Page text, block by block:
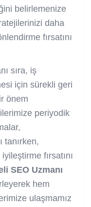
belirlemenize
daha
fırsatını
sıra, iş
için sürekli geri
önem
periyodik
tanırken,
fırsatını
SEO Uzmanı
hem
ulaşmamız